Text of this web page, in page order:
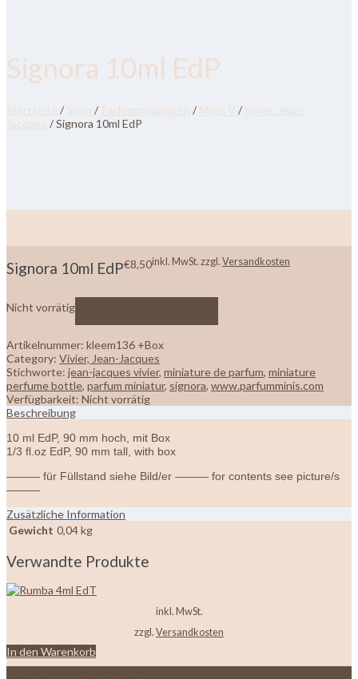
Signora 10ml EdP
Startseite / Shop / Parfumminiaturen / Minis V /Vivier, Jean-
Jacques / Signora 10ml EdP
Signora 10ml EdP€8,50inkl. MwSt. zzgl. Versandkosten
Nicht vorrätig
Artikelnummer: kleem136 +Box
Category: Vivier, Jean-Jacques
Stichworte: jean-jacques vivier, miniature de parfum, miniature
perfume bottle, parfum miniatur, signora, www.parfumminis.com
Verfügbarkeit: Nicht vorrätig
Beschreibung
10 ml EdP, 90 mm hoch, mit Box
1/3 fl.oz EdP, 90 mm tall, with box
——— für Füllstand siehe Bild/er ——— for contents see picture/s
———
Zusätzliche Information
Gewicht 0,04 kg
Verwandte Produkte
inkl. MwSt.
zzgl. Versandkosten
In den Warenkorb